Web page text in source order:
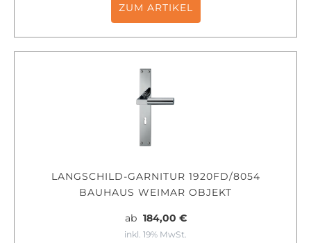
ZUM ARTIKEL
LANGSCHILD-GARNITUR 1920FD/8054
BAUHAUS WEIMAR OBJEKT
ab 184,00 €
inkl. 19% MwSt.